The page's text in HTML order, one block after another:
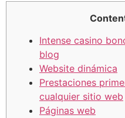
Intense casino
blog
Website dinámica
Prestaciones
cualquier sitio web
Páginas web